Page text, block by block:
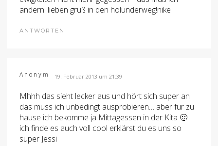
ändern! lieben gruß in den holunderweg!nike
ANTWORTEN
Anonym 19. Februar 2013 um 21:39
Mhhh das sieht lecker aus und hört sich super an
das muss ich unbedingt ausprobieren… aber für zu
hause ich bekomme ja Mittagessen in der Kita 🙂
ich finde es auch voll cool erklärst du es uns so
super Jessi